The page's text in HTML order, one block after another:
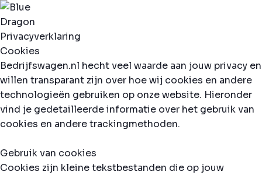
Privacyverklaring
Cookies
Bedrijfswagen.nl hecht veel waarde aan jouw privacy en
willen transparant zijn over hoe wij cookies en andere
technologieën gebruiken op onze website. Hieronder
vind je gedetailleerde informatie over het gebruik van
cookies en andere trackingmethoden.
Gebruik van cookies
Cookies zijn kleine tekstbestanden die op jouw